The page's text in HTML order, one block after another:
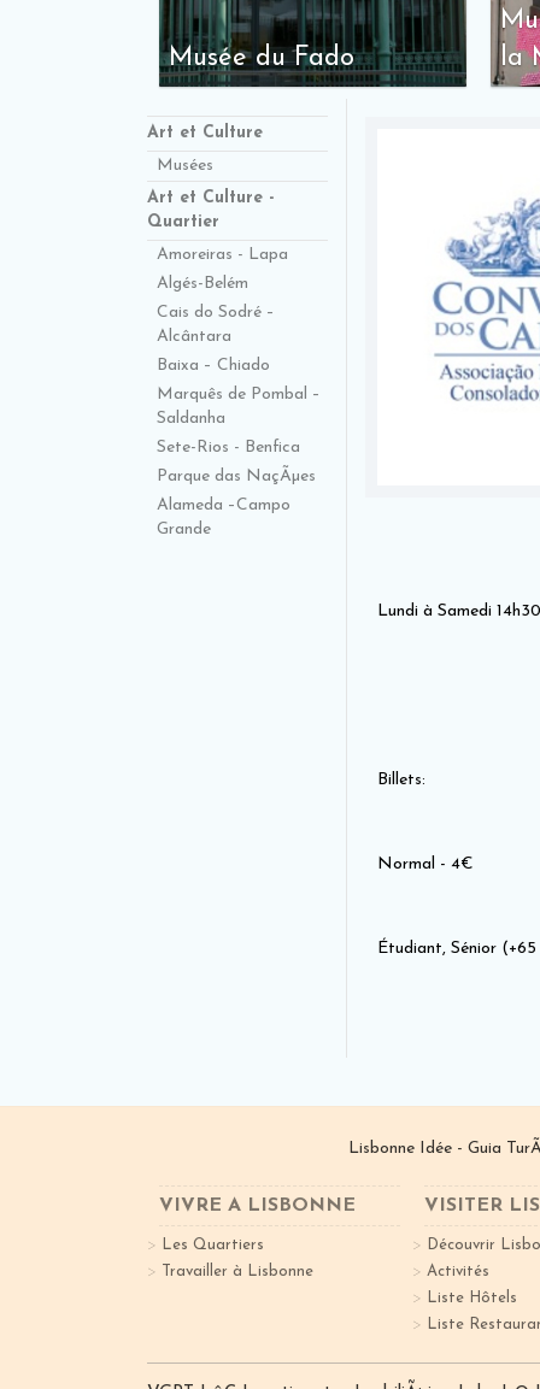
Musée du Fado
la
Art et Culture
Musées
Art et Culture -
Quartier
Amoreiras - Lapa
Algés-Belém
Cais do Sodré –
Alcântara
Baixa – Chiado
Marquês de Pombal –
Saldanha
Sete-Rios - Benfica
Parque das NaçÃµes
Alameda –Campo
Grande
Lundi à Samedi
Billets:
Normal - 4€
Étudiant, Sénior
Lisbonne Idée - Guia
VIVRE A LISBONNE
Les Quartiers
Travailler à Lisbonne
VISITER
Découvrir
Activités
Liste Hôtels
Liste